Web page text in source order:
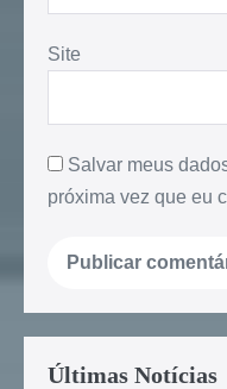
Site
Salvar meus
próxima vez que eu
Últimas Notícias